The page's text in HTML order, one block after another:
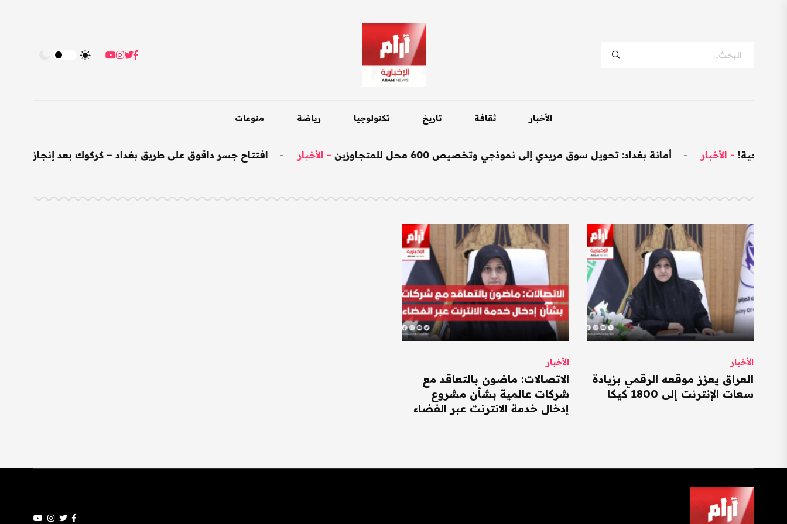
الأخبار ثقافة تاريخ تكنولوجيا رياضة منوعات
افتتاح جسر داقوق على طريق بغداد – كركوك بعد إنجازه خلال 200 يوم أمانة بغداد: تحويل سوق مريدي إلى نموذجي وتخصيص 600 محل للمتجاوزين -الأخبار -الأخبار
الأخبار
العراق يعزز موقعه الرقمي بزيادة
سعات الإنترنت إلى 1800 كيكا
الأخبار
الاتصالات: ماضون بالتعاقد مع
شركات عالمية بشأن مشروع
إدخال خدمة الانترنت عبر الفضاء